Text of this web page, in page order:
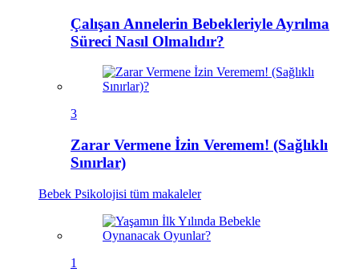
Çalışan Annelerin Bebekleriyle Ayrılma
Süreci Nasıl Olmalıdır?
3
Zarar Vermene İzin Veremem! (Sağlıklı
Sınırlar)
Bebek Psikolojisi tüm makaleler
1